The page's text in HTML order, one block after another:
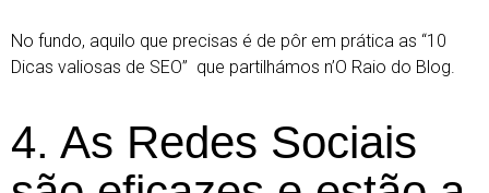
No fundo, aquilo que precisas é de pôr em prática as “10
Dicas valiosas de SEO” que partilhámos n’O Raio do Blog.
4. As Redes Sociais